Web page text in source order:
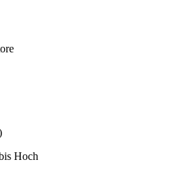
Hoch